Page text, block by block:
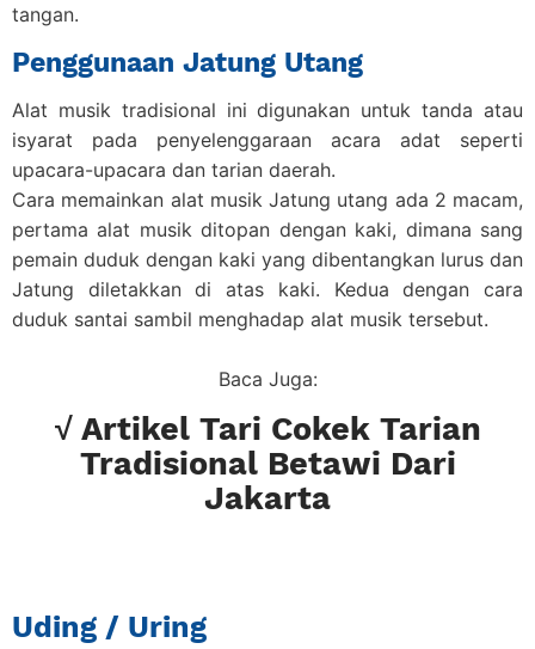
tangan.
Penggunaan Jatung Utang
Alat musik tradisional ini digunakan untuk tanda atau
isyarat pada penyelenggaraan acara adat seperti
upacara-upacara dan tarian daerah.
Cara memainkan alat musik Jatung utang ada 2 macam,
pertama alat musik ditopan dengan kaki, dimana sang
pemain duduk dengan kaki yang dibentangkan lurus dan
Jatung diletakkan di atas kaki. Kedua dengan cara
duduk santai sambil menghadap alat musik tersebut.
Baca Juga:
√ Artikel Tari Cokek Tarian
Tradisional Betawi Dari
Jakarta
Uding / Uring